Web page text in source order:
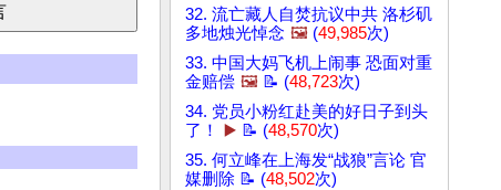
32. 流亡藏人自焚抗议中共 洛杉矶
多地烛光悼念 🖼️ (49,985次)
33. 中国大妈飞机上闹事 恐面对重
金赔偿 🖼️ 📝 (48,723次)
34. 党员小粉红赴美的好日子到头
了！
▶️ 📝 (48,570次)
35. 何立峰在上海发“战狼”言论 官
媒删除 📝 (48,502次)